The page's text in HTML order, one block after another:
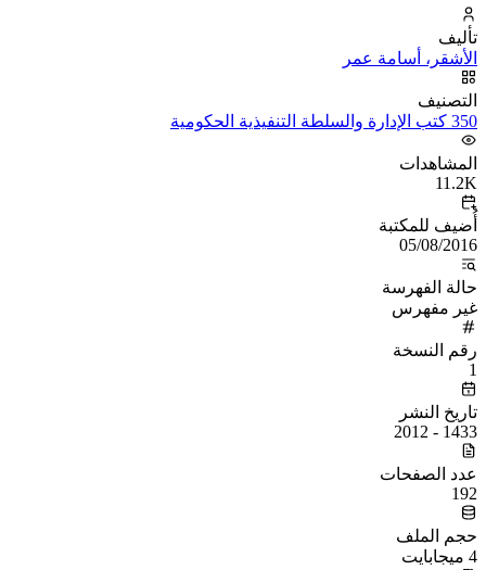
تأليف
الأشقر، أسامة عمر
التصنيف
350 كتب الإدارة والسلطة التنفيذية الحكومية
المشاهدات
11.2K
أُضيف للمكتبة
05/08/2016
حالة الفهرسة
غير مفهرس
رقم النسخة
1
تاريخ النشر
1433 - 2012
عدد الصفحات
192
حجم الملف
4 ميجابايت